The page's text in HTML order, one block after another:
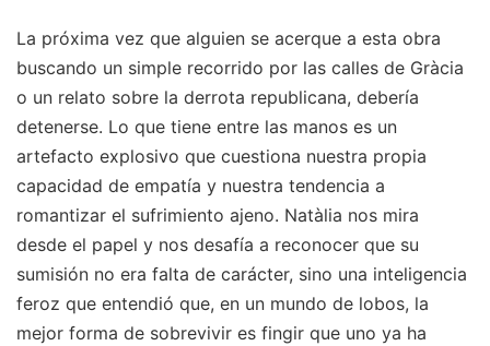
La próxima vez que alguien se acerque a esta obra
buscando un simple recorrido por las calles de Gràcia
o un relato sobre la derrota republicana, debería
detenerse. Lo que tiene entre las manos es un
artefacto explosivo que cuestiona nuestra propia
capacidad de empatía y nuestra tendencia a
romantizar el sufrimiento ajeno. Natàlia nos mira
desde el papel y nos desafía a reconocer que su
sumisión no era falta de carácter, sino una inteligencia
feroz que entendió que, en un mundo de lobos, la
mejor forma de sobrevivir es fingir que uno ya ha